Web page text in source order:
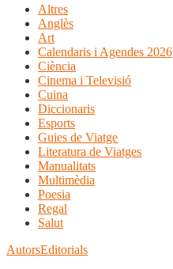
Altres
Anglès
Art
Calendaris i Agendes 2026
Ciència
Cinema i Televisió
Cuina
Diccionaris
Esports
Guies de Viatge
Literatura de Viatges
Manualitats
Multimèdia
Poesia
Regal
Salut
AutorsEditorials